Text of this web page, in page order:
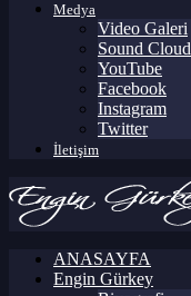
Medya
Video Galeri
Sound Cloud
YouTube
Facebook
Instagram
Twitter
İletişim
ANASAYFA
Engin Gürkey